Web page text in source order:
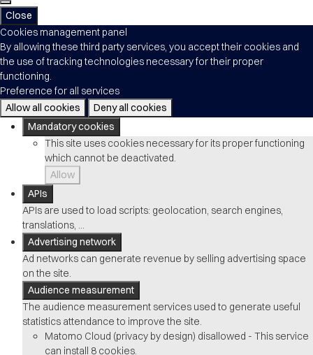
Close
Cookies management panel
By allowing these third party services, you accept their cookies and
the use of tracking technologies necessary for their proper
functioning.
Preference for all services
Allow all cookies
Deny all cookies
Mandatory cookies
This site uses cookies necessary for its proper functioning
which cannot be deactivated.
Allow
APIs
APIs are used to load scripts: geolocation, search engines,
translations, ...
Advertising network
Ad networks can generate revenue by selling advertising space
on the site.
Audience measurement
The audience measurement services used to generate useful
statistics attendance to improve the site.
Matomo Cloud (privacy by design) disallowed - This service
can install 8 cookies.